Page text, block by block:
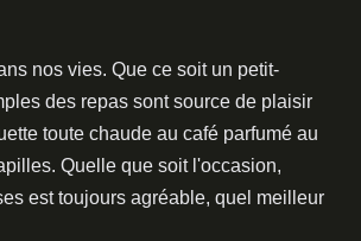
nos vies. Que ce soit un petit-
des repas sont source de plaisir
toute chaude au café parfumé au
Quelle que soit l'occasion,
est toujours agréable, quel meilleur